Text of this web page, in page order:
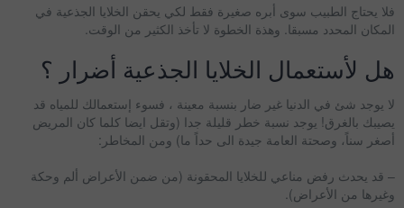
فلا يحتاج الطبيب سوى أبره صغيرة فقط لكي يحقن الخلايا الجذعية في
المكان المحدد مسبقا. وهذة الخطوة لا تأخذ الكثير من الوقت.
هل لأستعمال الخلايا الجذعية أضرار ؟
لا يوجد شئ في الدنيا غير ضار بنسبة معينة ، فسوء إستعمالك للمياه قد
يصيبك بالغرق! يوجد نسبة خطر قليلة جدا (وتقل ايضا كلما كان المريض
أصغر سناً، وصحتة العامة جيدة الى حداً ما) ومن المخاطر:
– قد يحدث رفض مناعي للخلايا المحقونة (من ضمن الأعراض ألم وحكة
وغيرها من الأعراض).